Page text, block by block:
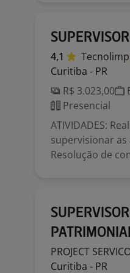
4,1
Tecnolimp
Curitiba - PR
R$ 3.023,00
Presencial
ATIVIDADES:
supervisionar
Resolução de
PROJECT
Curitiba - PR